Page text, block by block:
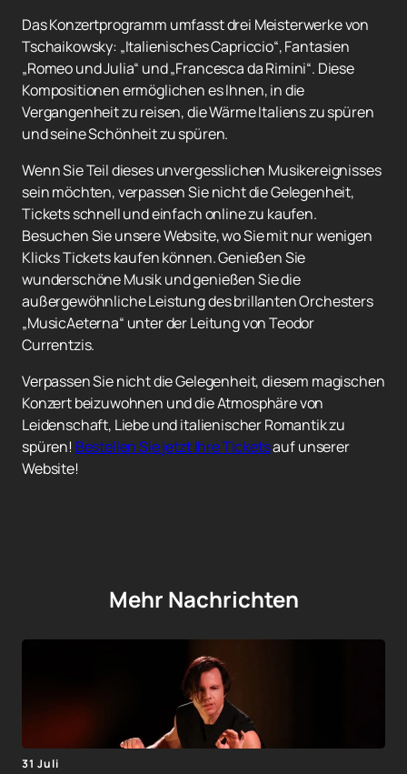
Das Konzertprogramm umfasst drei Meisterwerke von
Tschaikowsky: „Italienisches Capriccio“, Fantasien
„Romeo und Julia“ und „Francesca da Rimini“. Diese
Kompositionen ermöglichen es Ihnen, in die
Vergangenheit zu reisen, die Wärme Italiens zu spüren
und seine Schönheit zu spüren.
Wenn Sie Teil dieses unvergesslichen Musikereignisses
sein möchten, verpassen Sie nicht die Gelegenheit,
Tickets schnell und einfach online zu kaufen.
Besuchen Sie unsere Website, wo Sie mit nur wenigen
Klicks Tickets kaufen können. Genießen Sie
wunderschöne Musik und genießen Sie die
außergewöhnliche Leistung des brillanten Orchesters
„MusicAeterna“ unter der Leitung von Teodor
Currentzis.
Verpassen Sie nicht die Gelegenheit, diesem magischen
Konzert beizuwohnen und die Atmosphäre von
Leidenschaft, Liebe und italienischer Romantik zu
spüren! Bestellen Sie jetzt Ihre Ticketsauf unserer
Website!
Mehr Nachrichten
31 Juli